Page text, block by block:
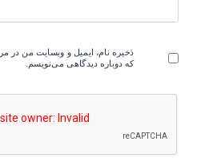
ذخیره نام، ایمیل و وبسایت من در
که دوباره دیدگاهی می‌نویسم.